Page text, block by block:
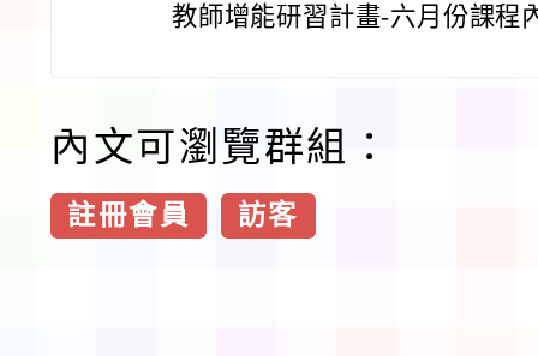
教師增能研習計畫-六月份課程
內文可瀏覽群組：
註冊會員 訪客